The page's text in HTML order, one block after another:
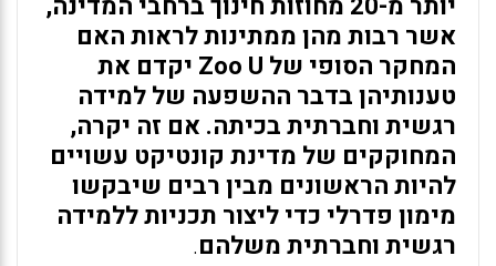
אשר רבות מהן ממתינות לראות האם
המחקר הסופי של Zoo U יקדם את
טענותיהן בדבר ההשפעה של למידה
רגשית וחברתית בכיתה. אם זה יקרה,
המחוקקים של מדינת קונטיקט עשויים
להיות הראשונים מבין רבים שיבקשו
מימון פדרלי כדי ליצור תכניות ללמידה
רגשית וחברתית משלהם.